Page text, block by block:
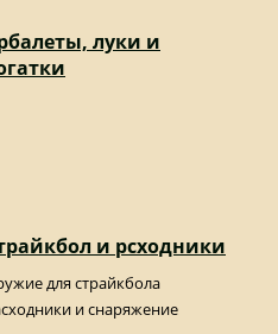
луки и
и рсходники
для страйкбола
и снаряжение